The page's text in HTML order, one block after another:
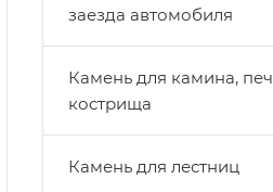
заезда автомобиля
Камень для камина,
кострища
Камень для лестниц